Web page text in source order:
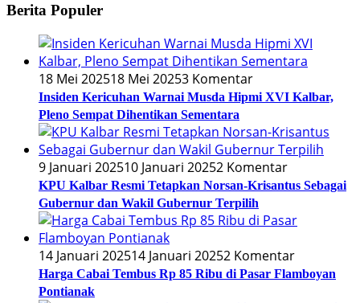
Berita Populer
18 Mei 202518 Mei 20253 Komentar
Insiden Kericuhan Warnai Musda Hipmi XVI Kalbar,
Pleno Sempat Dihentikan Sementara
9 Januari 202510 Januari 20252 Komentar
KPU Kalbar Resmi Tetapkan Norsan-Krisantus Sebagai
Gubernur dan Wakil Gubernur Terpilih
14 Januari 202514 Januari 20252 Komentar
Harga Cabai Tembus Rp 85 Ribu di Pasar Flamboyan
Pontianak